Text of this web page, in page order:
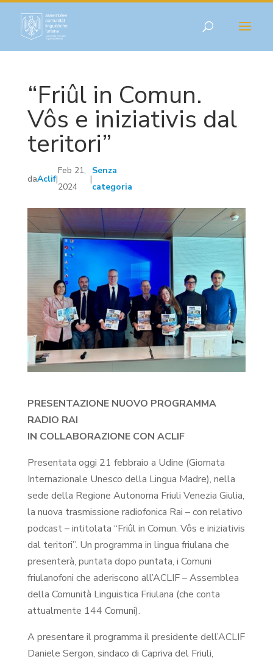
“Friûl in Comun.
Vôs e iniziativis dal
teritori”
daAclif|
Feb 21,
2024
|
Senza
categoria
PRESENTAZIONE NUOVO PROGRAMMA
RADIO RAI
IN COLLABORAZIONE CON ACLIF
Presentata oggi 21 febbraio a Udine (Giornata
Internazionale Unesco della Lingua Madre), nella
sede della Regione Autonoma Friuli Venezia Giulia,
la nuova trasmissione radiofonica Rai – con relativo
podcast – intitolata “Friûl in Comun. Vôs e iniziativis
dal teritori”. Un programma in lingua friulana che
presenterà, puntata dopo puntata, i Comuni
friulanofoni che aderiscono all’ACLIF – Assemblea
della Comunità Linguistica Friulana (che conta
attualmente 144 Comuni).
A presentare il programma il presidente dell’ACLIF
Daniele Sergon, sindaco di Capriva del Friuli,